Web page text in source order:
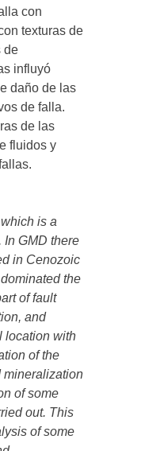
con
texturas de
de
influyó
daño de las
de falla.
de las
fluidos y
is a
In GMD there
in Cenozoic
the
of fault
and
location with
of the
mineralization
of some
out. This
of some